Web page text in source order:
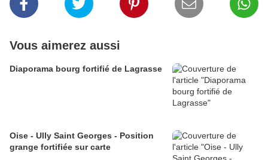
Vous aimerez aussi
Diaporama bourg fortifié de Lagrasse
Oise - Ully Saint Georges - Position
grange fortifiée sur carte